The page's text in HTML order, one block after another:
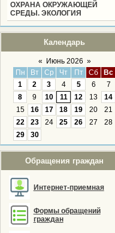
ОХРАНА ОКРУЖАЮЩЕЙ
СРЕДЫ. ЭКОЛОГИЯ
Календарь
« Июнь 2026 »
Пн
Вт Ср Чт Пт Сб
Вс
1
2 3 4 5 6
7
8
9 10 11 12 13
14
15
16 17 18 19 20
21
22
23 24 25 26 27
28
29
30
Обращения граждан
Интернет-приемная
Формы обращений
граждан